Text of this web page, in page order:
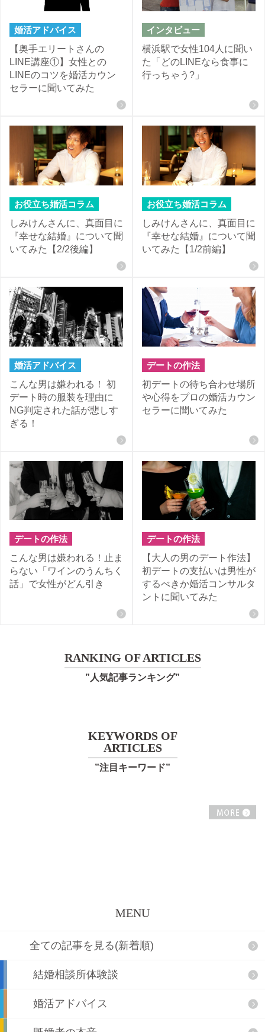
婚活アドバイス
【奥手エリートさんの
LINE講座①】女性との
LINEのコツを婚活カウン
セラーに聞いてみた
インタビュー
横浜駅で女性104人に聞い
た「どのLINEなら食事に
行っちゃう?」
お役立ち婚活コラム
しみけんさんに、真面目に
『幸せな結婚』について聞
いてみた【2/2後編】
お役立ち婚活コラム
しみけんさんに、真面目に
『幸せな結婚』について聞
いてみた【1/2前編】
婚活アドバイス
こんな男は嫌われる！ 初
デート時の服装を理由に
NG判定された話が悲しす
ぎる！
デートの作法
初デートの待ち合わせ場所
や心得をプロの婚活カウン
セラーに聞いてみた
デートの作法
こんな男は嫌われる！止ま
らない「ワインのうんちく
話」で女性がどん引き
デートの作法
【大人の男のデート作法】
初デートの支払いは男性が
するべきか婚活コンサルタ
ントに聞いてみた
RANKING OF ARTICLES
”人気記事ランキング”
KEYWORDS OF
ARTICLES
”注目キーワード”
MENU
全ての記事を見る(新着順)
結婚相談所体験談
婚活アドバイス